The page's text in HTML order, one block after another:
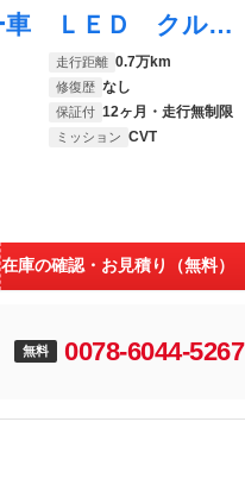
プリウス Ｚ プリクラッシュＳ ワンオーナー車 ＬＥＤ クルーズＣ ＡＣ１００Ｖ電源 ＡＷ バックモニター 運転席パワーシート フルセグＴＶ ナビ＆ＴＶ ＥＴＣ オートエアコン キーレス スマートキー メモリーナビ
走行距離 0.7万km
修復歴 なし
保証付 12ヶ月・走行無制限
ミッション CVT
在庫の確認・お見積り（無料）
無料 0078-6044-5267